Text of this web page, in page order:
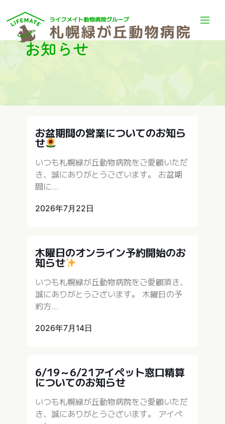
お知らせ
お盆期間の営業についてのお知ら
せ
いつも札幌緑が丘動物病院をご愛顧いただ
き、誠にありがとうございます。 お盆期
間に...
2026年7月22日
木曜日のオンライン予約開始のお
知らせ
いつも札幌緑が丘動物病院をご愛顧頂き、
誠にありがとうございます。 木曜日の予
約方...
2026年7月14日
6/19～6/21アイペット窓口精算
についてのお知らせ
いつも札幌緑が丘動物病院をご愛顧いただ
き、誠にありがとうございます。 アイペ